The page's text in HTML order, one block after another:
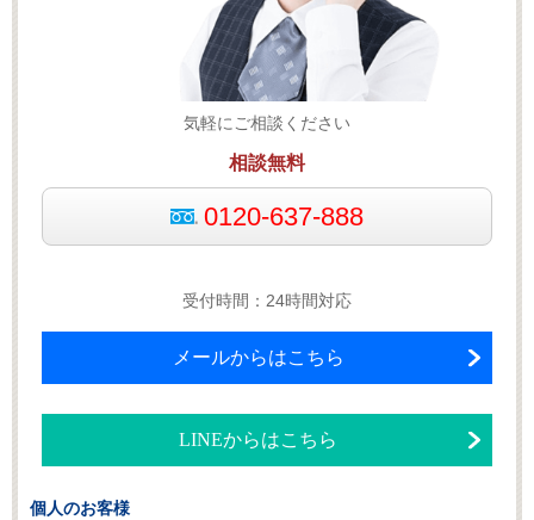
気軽にご相談ください
相談無料
0120-637-888
受付時間：24時間対応
メールからはこちら
LINEからはこちら
個人のお客様